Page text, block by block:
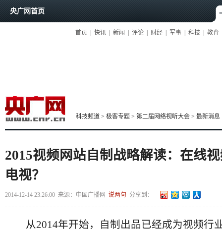
央广网首页
首页 快讯 新闻 评论 财经 军事 科技 教育
科技频道 > 极客专题 > 第二届网络视听大会 > 最新消息
2015视频网站自制战略解读：在线
电视？
2014-12-14 23:26:00 来源： 中国广播网 说两句 分享到：
从2014年开始，自制出品已经成为视频行